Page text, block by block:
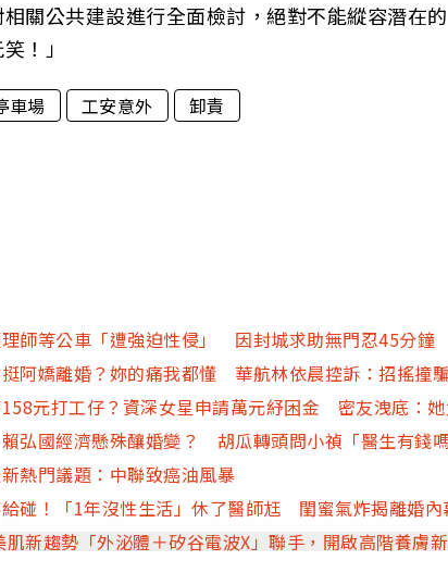
關公共建設進行全面檢討，絕對不能縱容潛在
！」
車場 工安意外 卸責
師等公車「遭強迫性侵」 因封城求助無門忍45分鐘
阿嬌離婚？妳的痛我都懂 華航林依晨控訴：招搖撞騙
元打工仔？資深女星申請萬元紓困金 密友洩底：
弘國經濟懸殊釀婚變？ 胡瓜轉頭問小禎「醫生有錢嗎
熱門議題：中聯致癌油風暴
碰！「1年沒性生活」休了醫師尪 閨蜜氣炸揭離婚內
肌新趨勢「外泌體＋矽谷電波X」聯手，開啟高階養膚